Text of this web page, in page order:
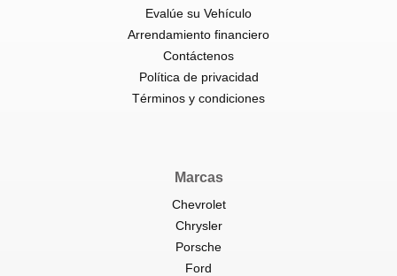
Evalúe su Vehículo
Arrendamiento financiero
Contáctenos
Política de privacidad
Términos y condiciones
Marcas
Chevrolet
Chrysler
Porsche
Ford